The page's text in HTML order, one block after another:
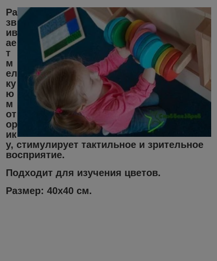
Ра
зв
ив
ае
т
м
ел
ку
ю
м
от
ор
ик
у, стимулирует тактильное и зрительное
восприятие.
Подходит для изучения цветов.
Размер: 40х40 см.